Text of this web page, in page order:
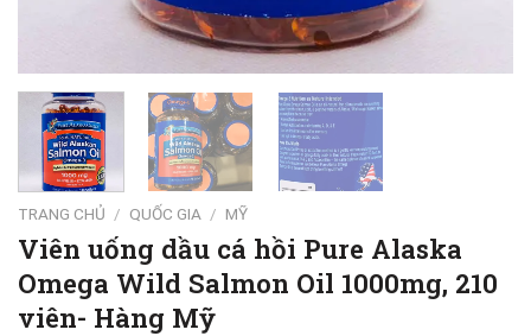
TRANG CHỦ / QUỐC GIA / MỸ
Viên uống dầu cá hồi Pure Alaska
Omega Wild Salmon Oil 1000mg, 210
viên- Hàng Mỹ